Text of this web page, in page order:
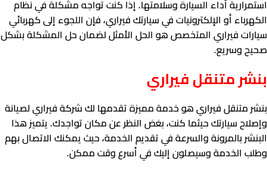
استمرارية أداء السيارة وسلامتها. إذا كنت تواجه مشكلة في نظام
الكهرباء أو الإلكترونيات في سيارتك فيراري، فإن اللجوء إلى كهربائي
سيارات فيراري المتخصص هو الحل الأمثل لضمان حل المشكلة بشكل
صحيح وسريع.
بنشر متنقل فيراري
بنشر متنقل فيراري هو خدمة مميزة تقدمها لك شركة فيراري لصيانة
وإصلاح سيارتك حيثما كنت، بغض النظر عن مكان تواجدك. يتميز هذا
البنشر بالمرونة والسرعة في تقديم الخدمة، حيث يمكنك الاتصال بهم
وطلب الخدمة وسيصلون إليك في أسرع وقت ممكن.